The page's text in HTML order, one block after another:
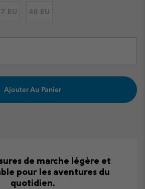
EU 48 EU
Ajouter Au Panier
de marche légère et
pour les aventures du
quotidien.